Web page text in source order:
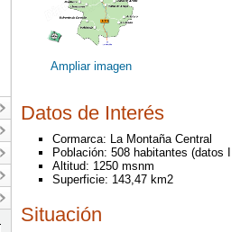
Ampliar imagen
Datos de Interés
Cormarca: La Montaña Central
Población: 508 habitantes (datos
Altitud: 1250 msnm
Superficie: 143,47 km2
Situación